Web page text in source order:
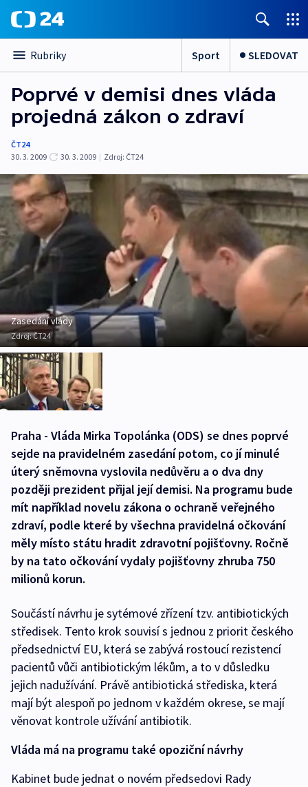
Rubriky Sport SLEDOVAT
Poprvé v demisi dnes vláda
projedná zákon o zdraví
ČT24
30. 3. 2009
30. 3. 2009 | Zdroj: ČT24
Zasedání vlády
Zdroj:ČT24
Praha - Vláda Mirka Topolánka (ODS) se dnes poprvé
sejde na pravidelném zasedání potom, co jí minulé
úterý sněmovna vyslovila nedůvěru a o dva dny
později prezident přijal její demisi. Na programu bude
mít například novelu zákona o ochraně veřejného
zdraví, podle které by všechna pravidelná očkování
měly místo státu hradit zdravotní pojišťovny. Ročně
by na tato očkování vydaly pojišťovny zhruba 750
milionů korun.
Součástí návrhu je sytémové zřízení tzv. antibiotických
středisek. Tento krok souvisí s jednou z priorit českého
předsednictví EU, která se zabývá rostoucí rezistencí
pacientů vůči antibiotickým lékům, a to v důsledku
jejich nadužívání. Právě antibiotická střediska, která
mají být alespoň po jednom v každém okrese, se mají
věnovat kontrole užívání antibiotik.
Vláda má na programu také opoziční návrhy
Kabinet bude jednat o novém předsedovi Rady